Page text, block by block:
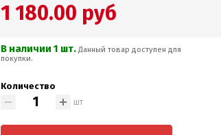
1 180.00 руб
В наличии 1 шт.Данный товар доступен для
покупки.
Количество
шт